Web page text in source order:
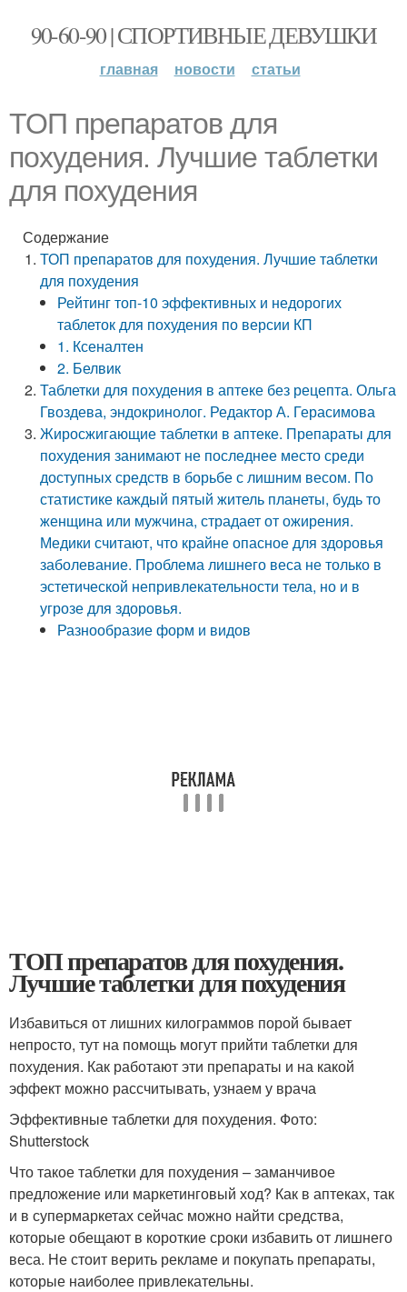
90-60-90 | СПОРТИВНЫЕ ДЕВУШКИ
главная новости статьи
ТОП препаратов для
похудения. Лучшие таблетки
для похудения
Содержание
ТОП препаратов для похудения. Лучшие таблетки
для похудения
Рейтинг топ-10 эффективных и недорогих
таблеток для похудения по версии КП
1. Ксеналтен
2. Белвик
Таблетки для похудения в аптеке без рецепта. Ольга
Гвоздева, эндокринолог. Редактор А. Герасимова
Жиросжигающие таблетки в аптеке. Препараты для
похудения занимают не последнее место среди
доступных средств в борьбе с лишним весом. По
статистике каждый пятый житель планеты, будь то
женщина или мужчина, страдает от ожирения.
Медики считают, что крайне опасное для здоровья
заболевание. Проблема лишнего веса не только в
эстетической непривлекательности тела, но и в
угрозе для здоровья.
Разнообразие форм и видов
ТОП препаратов для похудения.
Лучшие таблетки для похудения
Избавиться от лишних килограммов порой бывает
непросто, тут на помощь могут прийти таблетки для
похудения. Как работают эти препараты и на какой
эффект можно рассчитывать, узнаем у врача
Эффективные таблетки для похудения. Фото:
Shutterstock
Что такое таблетки для похудения – заманчивое
предложение или маркетинговый ход? Как в аптеках, так
и в супермаркетах сейчас можно найти средства,
которые обещают в короткие сроки избавить от лишнего
веса. Не стоит верить рекламе и покупать препараты,
которые наиболее привлекательны.